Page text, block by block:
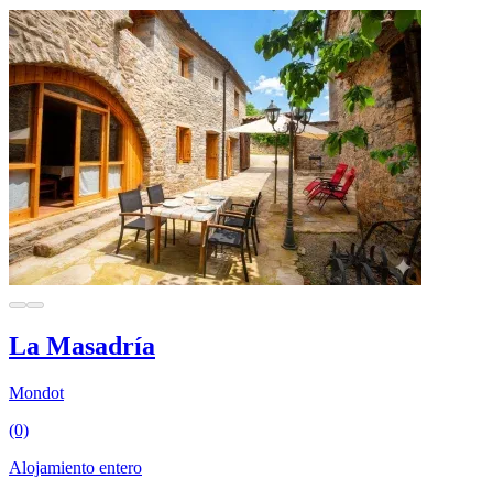
La Masadría
Mondot
(0)
Alojamiento entero